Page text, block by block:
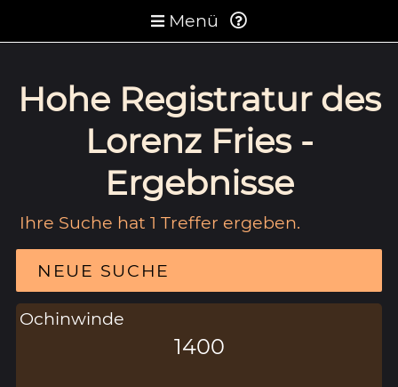
Menü
Hohe Registratur des
Lorenz Fries -
Ergebnisse
Ihre Suche hat 1 Treffer ergeben.
NEUE SUCHE
Ochinwinde
1400